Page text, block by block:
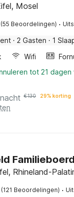
Mosel
(55 Beoordelingen) ·
· 2 Gasten · 1
Wifi
tot 21
€130 29% korting
Rhineland-
(121 Beoordelingen) ·